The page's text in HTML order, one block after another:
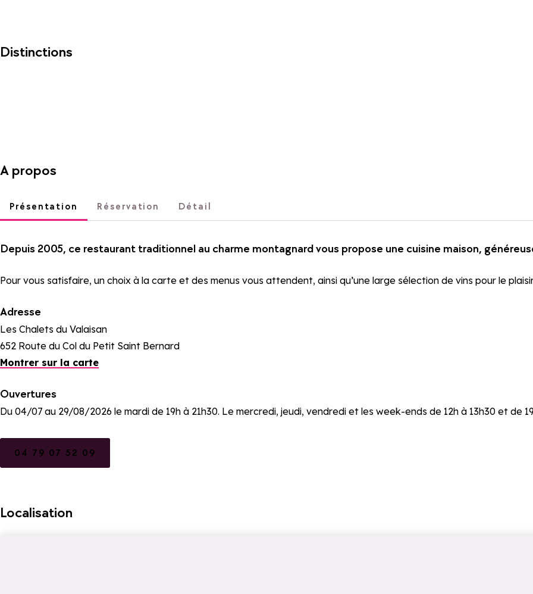
Distinctions
A propos
Présentation Réservation Détail
Depuis 2005, ce restaurant traditionnel au charme montagnard vous propose une cuisine maison,
Pour vous satisfaire, un choix à la carte et des menus vous attendent, ainsi qu’une large sélection de vins pour le
Adresse
Les Chalets du Valaisan
652 Route du Col du Petit Saint Bernard
Montrer sur la carte
Ouvertures
Du 04/07 au 29/08/2026 le mardi de 19h à 21h30. Le mercredi, jeudi, vendredi et les week-ends de 12h à 13h30 et de
04 79 07 52 09
Localisation